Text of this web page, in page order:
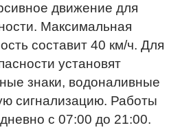
движение для
Максимальная
составит 40 км/ч. Для
установят
знаки, водоналивные
сигнализацию. Работы
с 07:00 до 21:00.